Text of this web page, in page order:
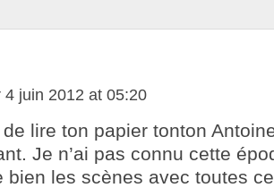
4 juin 2012 at 05:20
lire ton papier tonton
Je n’ai pas connu cette
bien les scènes avec toutes